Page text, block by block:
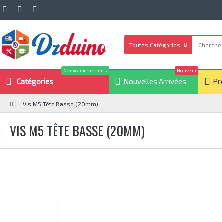
Toutes Catégories
Catégories
Nouveaux produits
Nouvelles Arrivées
Nouveau
Vis M5 Tête Basse (20mm)
VIS M5 TÊTE BASSE (20MM)